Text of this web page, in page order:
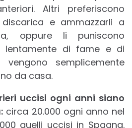
Altri preferiscono
e ammazzarli a
oppure li puniscono
lentamente di fame e di
semplicemente
da casa.
uccisi ogni anni siano
circa 20.000 ogni anno nel
quelli uccisi in Spagna.